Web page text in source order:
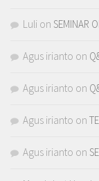
Luli on SEMINAR
Agus irianto on
Agus irianto on
Agus irianto on
Agus irianto on